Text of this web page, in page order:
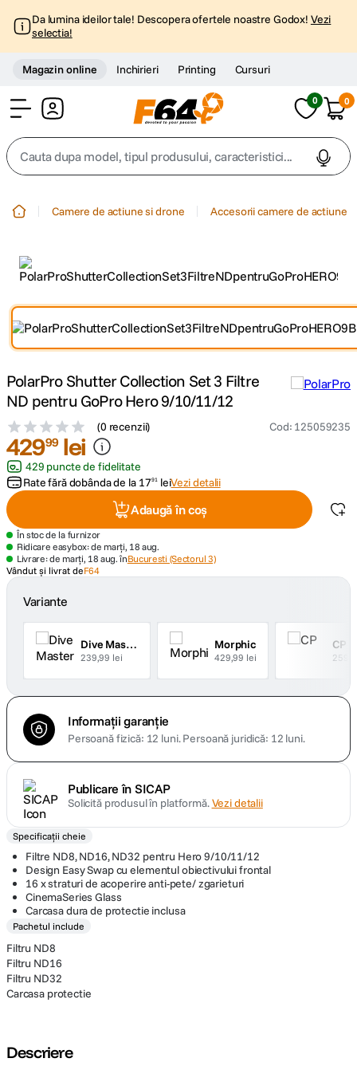
Da lumina ideilor tale! Descopera ofertele noastre Godox! Vezi
selectia!
Magazin online Inchirieri Printing Cursuri
0 0
Cauta dupa model, tipul produsului, caracteristici...
2. trepied
4. peak design
canon sx740 hs
6. lavaliera
7. card memorie
9. insta 360
Camere de actiune si drone Accesorii camere de actiune
PolarPro Shutter Collection Set 3 Filtre
ND pentru GoPro Hero 9/10/11/12
(0 recenzii) Cod: 125059235
42999 lei
429 puncte de fidelitate
Rate fără dobânda de la 1791 leiVezi detalii
Adaugă în coș
În stoc de la furnizor
Ridicare easybox: de marți, 18 aug.
Livrare: de marți, 18 aug. înBucuresti (Sectorul 3)
Vândut și livrat deF64
Variante
Dive Master
239,99 lei
Morphic
429,99 lei
CP
Informații garanție
Persoană fizică: 12 luni.Persoană juridică: 12 luni.
Publicare în SICAP
Solicită produsul în platformă.Vezi detalii
Specificații cheie
Filtre ND8, ND16, ND32 pentru Hero 9/10/11/12
Design Easy Swap cu elementul obiectivului frontal
16 x straturi de acoperire anti-pete/ zgarieturi
CinemaSeries Glass
Carcasa dura de protectie inclusa
Pachetul include
Filtru ND8
Filtru ND16
Filtru ND32
Carcasa protectie
Descriere